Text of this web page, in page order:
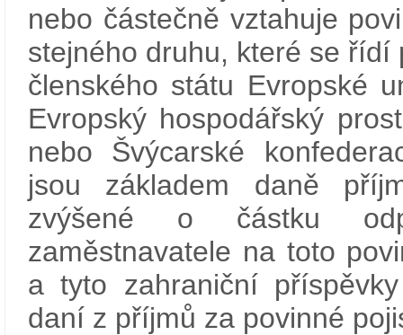
nebo částečně vztahuje
stejného druhu, které se
členského státu Evropské
Evropský hospodářský
nebo Švýcarské
jsou základem daně
zvýšené o částku
zaměstnavatele na toto
a tyto zahraniční
daní z příjmů za povinné